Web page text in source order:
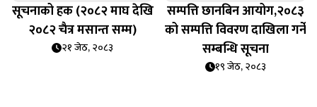
सूचनाको हक (२०८२ माघ देखि
२०८२ चैत्र मसान्त सम्म)
२१ जेठ, २०८३
सम्पत्ति छानबिन आयोग,२०८३
को सम्पत्ति विवरण दाखिला गर्ने
सम्बन्धि सूचना
१९ जेठ, २०८३